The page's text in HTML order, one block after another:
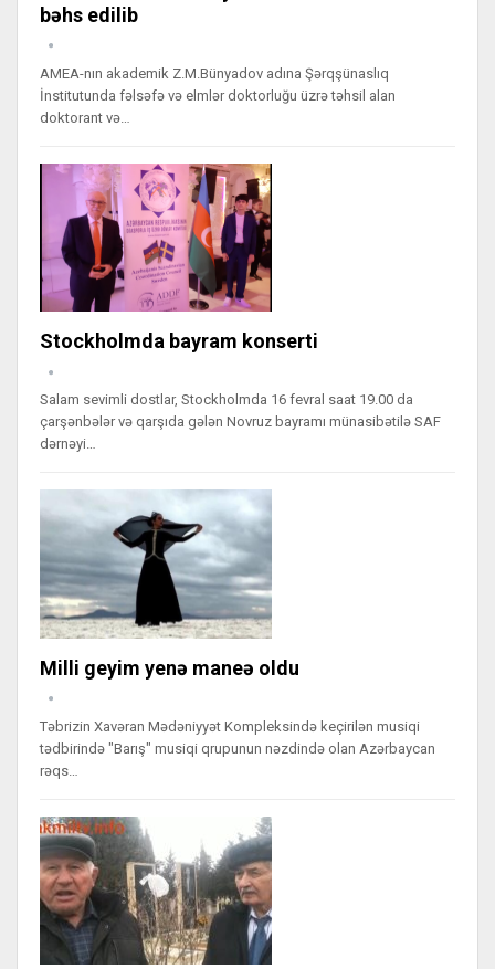
bəhs edilib
AMEA-nın akademik Z.M.Bünyadov adına Şərqşünaslıq
İnstitutunda fəlsəfə və elmlər doktorluğu üzrə təhsil alan
doktorant və…
Stockholmda bayram konserti
Salam sevimli dostlar, Stockholmda 16 fevral saat 19.00 da
çarşənbələr və qarşıda gələn Novruz bayramı münasibətilə SAF
dərnəyi…
Milli geyim yenə maneə oldu
Təbrizin Xavəran Mədəniyyət Kompleksində keçirilən musiqi
tədbirində "Barış" musiqi qrupunun nəzdində olan Azərbaycan
rəqs…